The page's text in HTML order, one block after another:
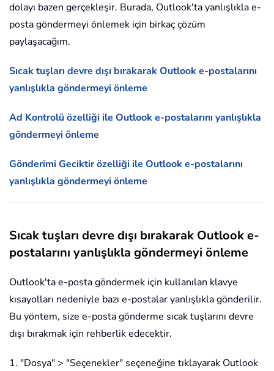
dolayı bazen gerçekleşir. Burada, Outlook'ta yanlışlıkla e-
posta göndermeyi önlemek için birkaç çözüm
paylaşacağım.
Sıcak tuşları devre dışı bırakarak Outlook e-postalarını
yanlışlıkla göndermeyi önleme
Ad Kontrolü özelliği ile Outlook e-postalarını yanlışlıkla
göndermeyi önleme
Gönderimi Geciktir özelliği ile Outlook e-postalarını
yanlışlıkla göndermeyi önleme
Sıcak tuşları devre dışı bırakarak Outlook e-
postalarını yanlışlıkla göndermeyi önleme
Outlook'ta e-posta göndermek için kullanılan klavye
kısayolları nedeniyle bazı e-postalar yanlışlıkla gönderilir.
Bu yöntem, size e-posta gönderme sıcak tuşlarını devre
dışı bırakmak için rehberlik edecektir.
1. "Dosya" > "Seçenekler" seçeneğine tıklayarak Outlook